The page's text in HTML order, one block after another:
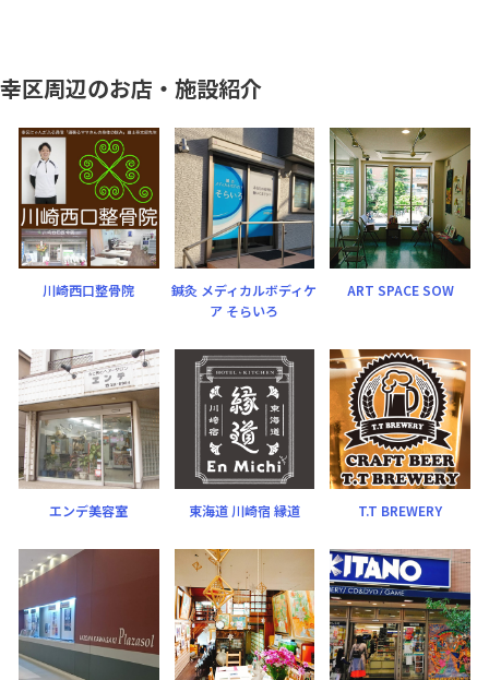
幸区周辺のお店・施設紹介
川崎西口整骨院
鍼灸 メディカルボディケ
ア そらいろ
ART SPACE SOW
エンデ美容室 東海道 川崎宿 縁道 T.T BREWERY